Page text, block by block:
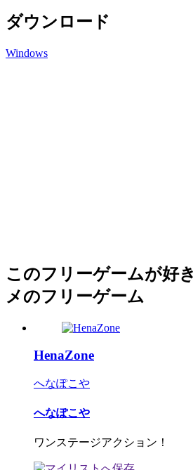
ダウンロード
Windows
このフリーゲームが好
メのフリーゲーム
HenaZone
へなぽこや
へなぽこや
ワンステージアクション！